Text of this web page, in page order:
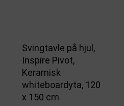
Svingtavle på hjul,
Inspire Pivot,
Keramisk
whiteboardyta, 120
x 150 cm